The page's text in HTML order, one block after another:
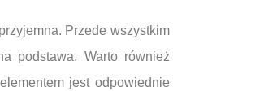
Przede wszystkim
podstawa. Warto również
jest odpowiednie